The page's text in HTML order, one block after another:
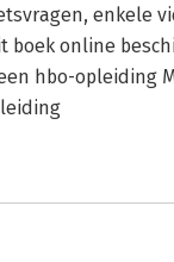
enkele
online
hbo-opleiding